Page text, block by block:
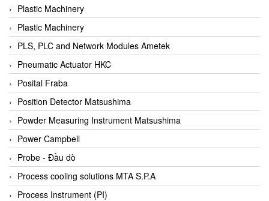
Berthold
Bestech
Bestech
BETA
Bifold
Bihl+wiedemann
Bihl+wiedemann
Bilz
Binder Connector
Biotech
BirdX Vietnam
Plastic Machinery
Plastic Machinery
PLS, PLC and Network Modules Ametek
Pneumatic Actuator HKC
Posital Fraba
Position Detector Matsushima
Powder Measuring Instrument Matsushima
Power Campbell
Probe - Đầu dò
Process cooling solutions MTA S.P.A
Process Instrument (PI)